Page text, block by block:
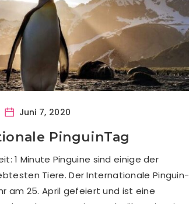
Juni 7, 2020
PinguinTag
1 Minute Pinguine sind einige der
Tiere. Der Internationale Pinguin-
am 25. April gefeiert und ist eine